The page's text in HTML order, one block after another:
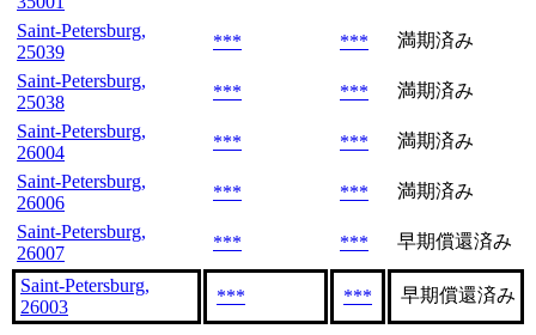
Saint-Petersburg,
25039
*** ***
満期済み
Saint-Petersburg,
25038
*** ***
満期済み
Saint-Petersburg,
26004
*** ***
満期済み
Saint-Petersburg,
26006
*** ***
満期済み
Saint-Petersburg,
26007
*** *** 早期償還済み
Saint-Petersburg,
26003
*** *** 早期償還済み